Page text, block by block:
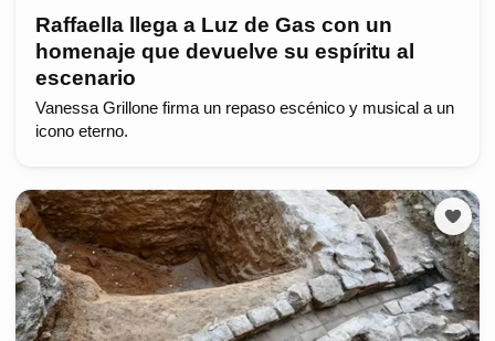
Raffaella llega a Luz de Gas con un
homenaje que devuelve su espíritu al
escenario
Vanessa Grillone firma un repaso escénico y musical a un
icono eterno.